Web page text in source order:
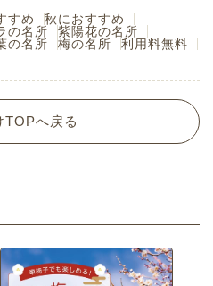
すめ
秋におすすめ
の名所
紫陽花の名所
の名所 梅の名所
利用料無料
TOPへ戻る